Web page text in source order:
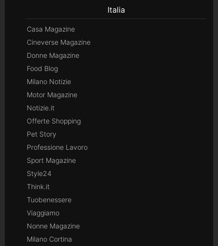
Italia
Casa Magazine
Cineverse Magazine
Donne Magazine
Food Blog
Milano Notizie
Motor Magazine
Notizie.it
Offerte Shopping
Pet Story
Professione Lavoro
Sport Magazine
Style24
Think.it
Tuobenessere
Viaggiamo
Nonne Magazine
Milano Cortina